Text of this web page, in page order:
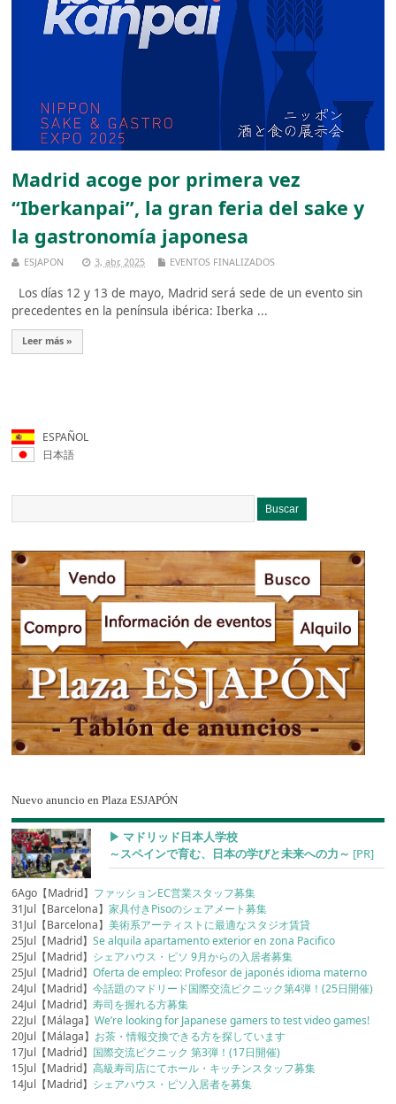
Madrid acoge por primera vez
“Iberkanpai”, la gran feria del sake y
la gastronomía japonesa
ESJAPON 3, abr, 2025 EVENTOS FINALIZADOS
Los días 12 y 13 de mayo, Madrid será sede de un evento sin
precedentes en la península ibérica: Iberka ...
Leer más »
ESPAÑOL
日本語
Nuevo anuncio en Plaza ESJAPÓN
▶︎ マドリッド日本人学校
～スペインで育む、日本の学びと未来への力～ [PR]
6Ago【Madrid】 ファッションEC営業スタッフ募集
31Jul【Barcelona】家具付きPisoのシェアメート募集
31Jul【Barcelona】美術系アーティストに最適なスタジオ賃貸
25Jul【Madrid】Se alquila apartamento exterior en zona Pacifico
25Jul【Madrid】 シェアハウス・ピソ 9月からの入居者募集
25Jul【Madrid】Oferta de empleo: Profesor de japonés idioma materno
24Jul【Madrid】今話題のマドリード国際交流ピクニック第4弾！(25日開催)
24Jul【Madrid】寿司を握れる方募集
22Jul【Málaga】We’re looking for Japanese gamers to test video games!
20Jul【Málaga】 お茶・情報交換できる方を探しています
17Jul【Madrid】 国際交流ピクニック 第3弾！(17日開催)
15Jul【Madrid】高級寿司店にてホール・キッチンスタッフ募集
14Jul【Madrid】 シェアハウス・ピソ入居者を募集